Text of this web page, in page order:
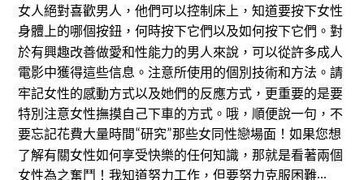
女人絕對喜歡男人，他們可以控制床上，知道要按下女性
身體上的哪個按鈕，何時按下它們以及如何按下它們。對
於有興趣改善做愛和性能力的男人來說，可以從許多成人
電影中獲得這些信息。注意所使用的個別技術和方法。請
牢記女性的感動方式以及她們的反應方式，更重要的是要
特別注意女性撫摸自己下車的方式。哦，順便說一句，不
要忘記花費大量時間“研究”那些女同性戀場面！如果您想
了解有關女性如何享受快樂的任何知識，那就是看著兩個
女性為之奮鬥！我知道努力工作，但要努力克服困難...